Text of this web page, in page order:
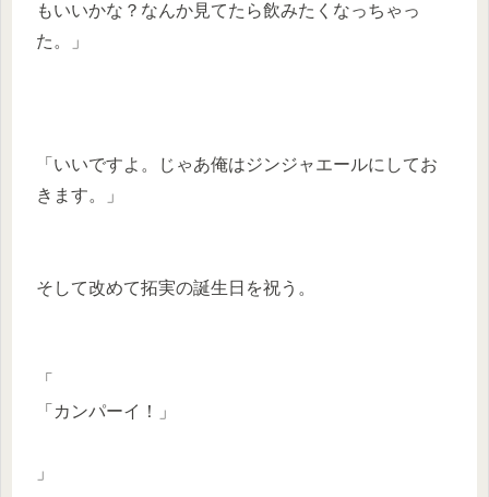
もいいかな？なんか見てたら飲みたくなっちゃっ
た。」
「いいですよ。じゃあ俺はジンジャエールにしてお
きます。」
そして改めて拓実の誕生日を祝う。
「
「カンパーイ！」
」